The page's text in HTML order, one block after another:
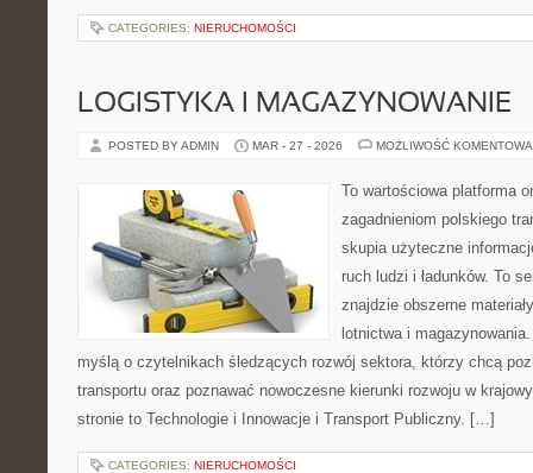
CATEGORIES: NIERUCHOMOŚCI
LOGISTYKA I MAGAZYNOWANIE
POSTED BY ADMIN MAR - 27 - 2026 MOŻLIWOŚĆ
To wartościowa platforma
zagadnieniom polskiego
skupia użyteczne
ruch ludzi i ładunków. To
znajdzie obszerne
lotnictwa i
myślą o czytelnikach śledzących rozwój sektora, którzy chcą
transportu oraz poznawać nowoczesne kierunki rozwoju w
stronie to Technologie i Innowacje i Transport Publiczny. […]
CATEGORIES: NIERUCHOMOŚCI